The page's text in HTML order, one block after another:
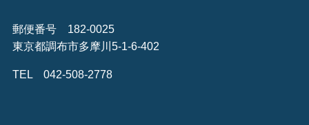
郵便番号 182-0025
東京都調布市多摩川5-1-6-402
TEL 042-508-2778